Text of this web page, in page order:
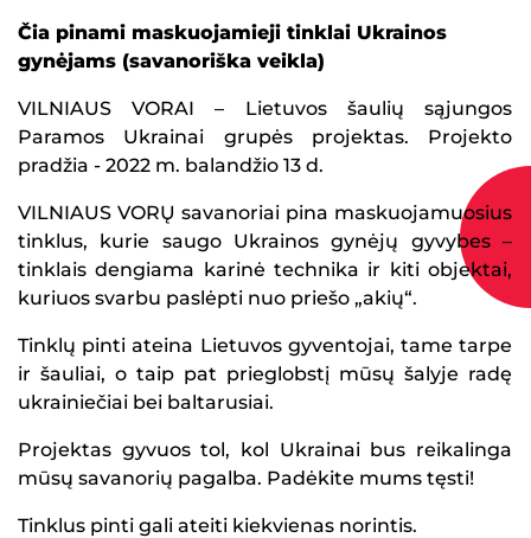
Čia pinami maskuojamieji tinklai Ukrainos
gynėjams (savanoriška veikla)
VILNIAUS VORAI – Lietuvos šaulių sąjungos
Paramos Ukrainai grupės projektas. Projekto
pradžia - 2022 m. balandžio 13 d.
VILNIAUS VORŲ savanoriai pina maskuojamuosius
tinklus, kurie saugo Ukrainos gynėjų gyvybes –
tinklais dengiama karinė technika ir kiti objektai,
kuriuos svarbu paslėpti nuo priešo „akių“.
Tinklų pinti ateina Lietuvos gyventojai, tame tarpe
ir šauliai, o taip pat prieglobstį mūsų šalyje radę
ukrainiečiai bei baltarusiai.
Projektas gyvuos tol, kol Ukrainai bus reikalinga
mūsų savanorių pagalba. Padėkite mums tęsti!
Tinklus pinti gali ateiti kiekvienas norintis.